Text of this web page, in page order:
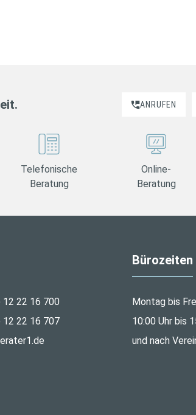
ANRUFEN
Telefonische
Beratung
Online-
Beratung
12 22 16 700
12 22 16 707
Bürozeiten
Montag bis
10:00 Uhr bis
und nach